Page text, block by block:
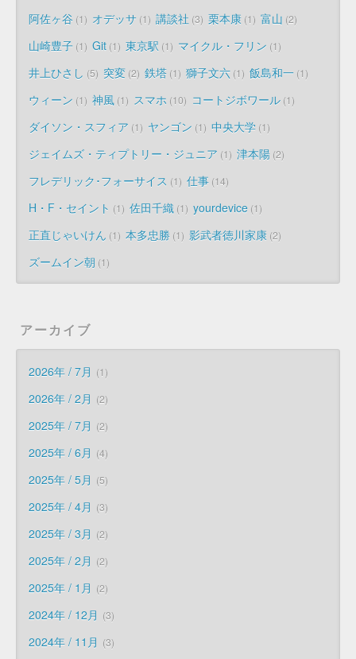
阿佐ヶ谷 1 オデッサ 1 講談社 3 栗本康 1 富山 2
山崎豊子 1 Git 1 東京駅 1 マイクル・フリン 1
井上ひさし 5 突変 2 鉄塔 1 獅子文六 1 飯島和一 1
ウィーン 1 神風 1 スマホ 10 コートジボワール 1
ダイソン・スフィア 1 ヤンゴン 1 中央大学 1
ジェイムズ・ティプトリー・ジュニア 1 津本陽 2
フレデリック･フォーサイス 1 仕事 14
H・F・セイント 1 佐田千織 1 yourdevice 1
正直じゃいけん 1 本多忠勝 1 影武者徳川家康 2
ズームイン朝 1
アーカイブ
2026年 / 7月 1
2026年 / 2月 2
2025年 / 7月 2
2025年 / 6月 4
2025年 / 5月 5
2025年 / 4月 3
2025年 / 3月 2
2025年 / 2月 2
2025年 / 1月 2
2024年 / 12月 3
2024年 / 11月 3